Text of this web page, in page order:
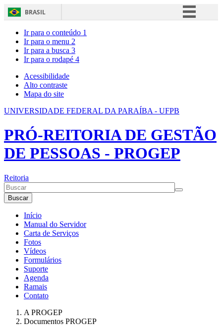
BRASIL
Canais
Ir para o conteúdo 1
Ir para o menu 2
Ir para a busca 3
Ir para o rodapé 4
Acessibilidade
Alto contraste
Mapa do site
UNIVERSIDADE FEDERAL DA PARAÍBA - UFPB
PRÓ-REITORIA DE GESTÃO
DE PESSOAS - PROGEP
Reitoria
Buscar
Início
Manual do Servidor
Carta de Serviços
Fotos
Vídeos
Formulários
Suporte
Agenda
Ramais
Contato
A PROGEP
Documentos PROGEP